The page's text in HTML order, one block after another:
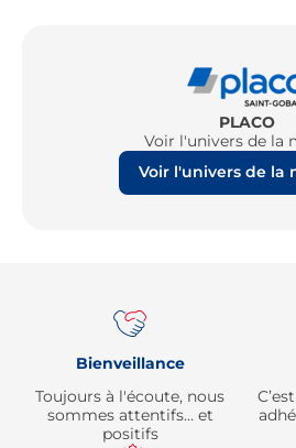
PLACO
Voir l'univers de la
Voir l'univers de la
Bienveillance
Toujours à l'écoute, nous
sommes attentifs… et
positifs